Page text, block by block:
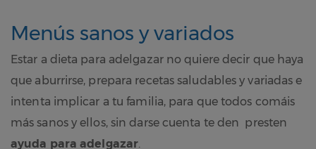
Menús sanos y variados
Estar a dieta para adelgazar no quiere decir que haya
que aburrirse, prepara recetas saludables y variadas e
intenta implicar a tu familia, para que todos comáis
más sanos y ellos, sin darse cuenta te den presten
ayuda para adelgazar.